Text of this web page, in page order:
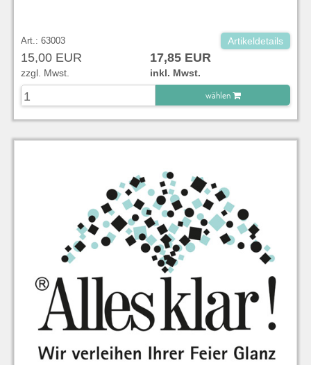
Art.: 63003 Artikeldetails
15,00 EUR 17,85 EUR
zzgl. Mwst.
inkl. Mwst.
wählen
zu Warenkorb hinzugefügt.